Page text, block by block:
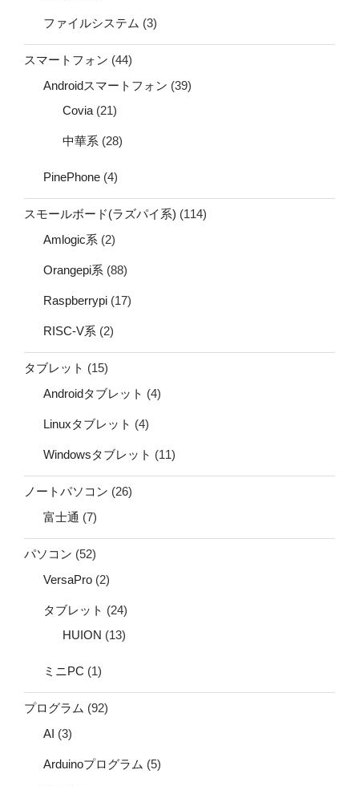
ファイルシステム (3)
スマートフォン (44)
Androidスマートフォン (39)
Covia (21)
中華系 (28)
PinePhone (4)
スモールボード(ラズパイ系) (114)
Amlogic系 (2)
Orangepi系 (88)
Raspberrypi (17)
RISC-V系 (2)
タブレット (15)
Androidタブレット (4)
Linuxタブレット (4)
Windowsタブレット (11)
ノートパソコン (26)
富士通 (7)
パソコン (52)
VersaPro (2)
タブレット (24)
HUION (13)
ミニPC (1)
プログラム (92)
AI (3)
Arduinoプログラム (5)